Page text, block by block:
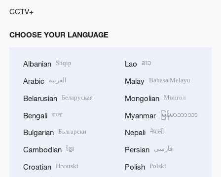
CCTV+
CHOOSE YOUR LANGUAGE
Albanian Shqip
Arabic العربية
Belarusian Беларуская
Bengali বাংলা
Bulgarian Български
Cambodian ខ្មែរ
Croatian Hrvatski
Lao ລາວ
Malay Bahasa Melayu
Mongolian Монгол
Myanmar မြန်မာဘာသာ
Nepali नेपाली
Persian فارسی
Polish Polski